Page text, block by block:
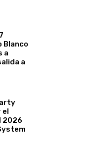
Blanco
a
a
el
2026